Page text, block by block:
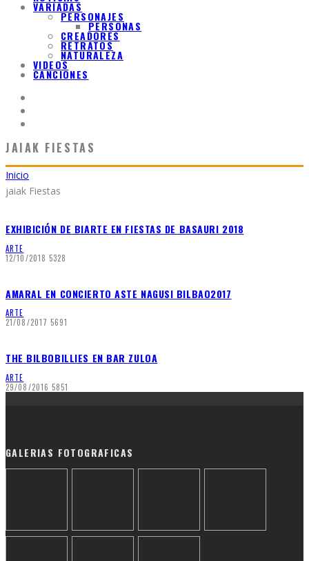
VARIADAS
PERSONAJES
PERSONAS
CREADORES
RETRATOS
NATURALEZA
VIDEOS
CANCIONES
JAIAK FIESTAS
Inicio
jaiak Fiestas
EXHIBICIÓN DE BIARTE EN FIESTAS DE BASAURI 2018
ARTE
12/10/2018 5328
AMARAL EN CONCIERTO ASTE NAGUSI BILBAO2017
ARTE
21/08/2017 5691
THE BILBOBILLIES EN BAR ZULOA
ARTE
29/08/2016 5851
GALERIAS FOTOGRAFICAS